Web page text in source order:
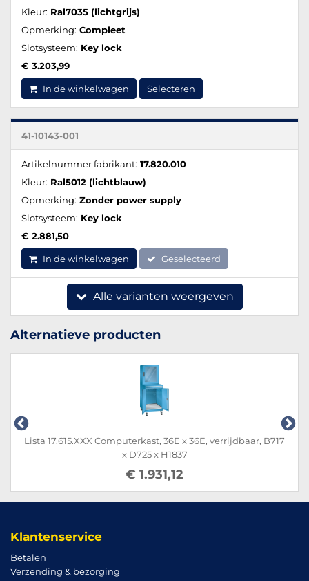
Kleur: Ral7035 (lichtgrijs)
Opmerking: Compleet
Slotsysteem: Key lock
€ 3.203,99
In de winkelwagen Selecteren
41-10143-001
Artikelnummer fabrikant: 17.820.010
Kleur: Ral5012 (lichtblauw)
Opmerking: Zonder power supply
Slotsysteem: Key lock
€ 2.881,50
In de winkelwagen Geselecteerd
Alle varianten weergeven
Alternatieve producten
Lista 17.615.XXX Computerkast, 36E x 36E, verrijdbaar, B717
x D725 x H1837
€ 1.931,12
Klantenservice
Betalen
Verzending & bezorging